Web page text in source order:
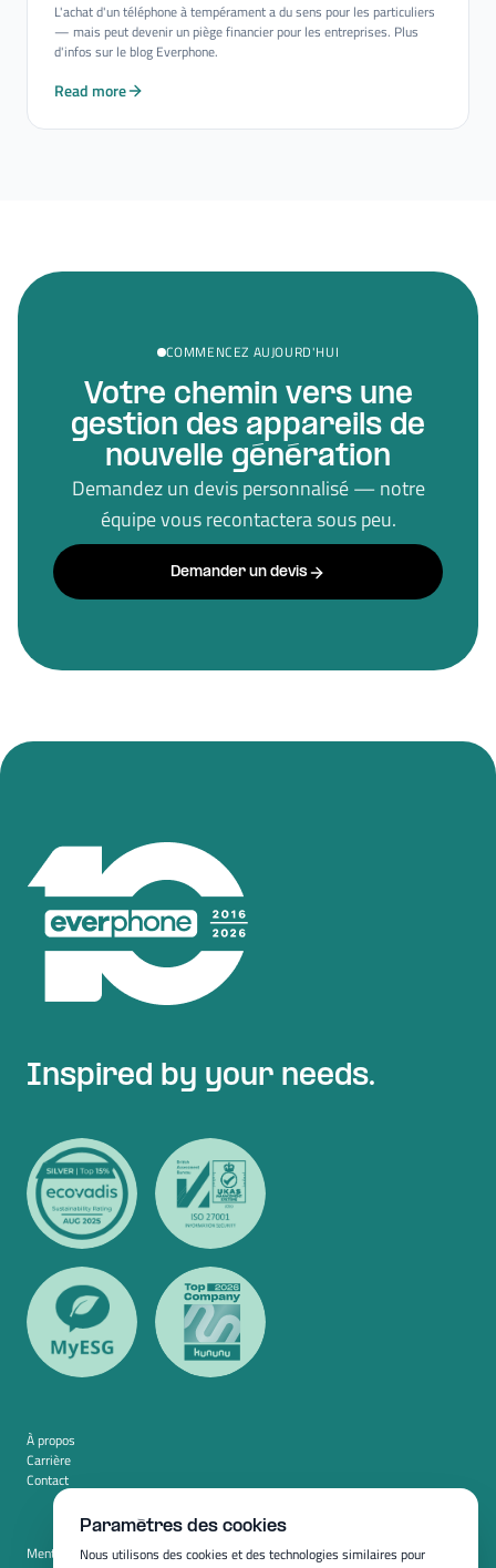
L'achat d'un téléphone à tempérament a du sens pour les particuliers
— mais peut devenir un piège financier pour les entreprises. Plus
d'infos sur le blog Everphone.
Read more
COMMENCEZ AUJOURD'HUI
Votre chemin vers une
gestion des appareils de
nouvelle génération
Demandez un devis personnalisé — notre
équipe vous recontactera sous peu.
Demander un devis
Inspired by your needs.
À propos
Carrière
Contact
Mentions légales
Paramètres des cookies
Nous utilisons des cookies et des technologies similaires pour